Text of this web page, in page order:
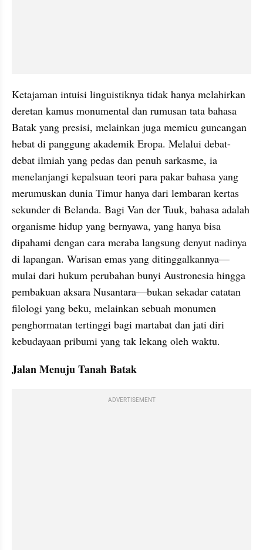
Ketajaman intuisi linguistiknya tidak hanya melahirkan
deretan kamus monumental dan rumusan tata bahasa
Batak yang presisi, melainkan juga memicu guncangan
hebat di panggung akademik Eropa. Melalui debat-
debat ilmiah yang pedas dan penuh sarkasme, ia
menelanjangi kepalsuan teori para pakar bahasa yang
merumuskan dunia Timur hanya dari lembaran kertas
sekunder di Belanda. Bagi Van der Tuuk, bahasa adalah
organisme hidup yang bernyawa, yang hanya bisa
dipahami dengan cara meraba langsung denyut nadinya
di lapangan. Warisan emas yang ditinggalkannya—
mulai dari hukum perubahan bunyi Austronesia hingga
pembakuan aksara Nusantara—bukan sekadar catatan
filologi yang beku, melainkan sebuah monumen
penghormatan tertinggi bagi martabat dan jati diri
kebudayaan pribumi yang tak lekang oleh waktu.
Jalan Menuju Tanah Batak
ADVERTISEMENT